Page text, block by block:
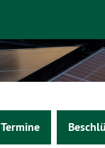
Termine